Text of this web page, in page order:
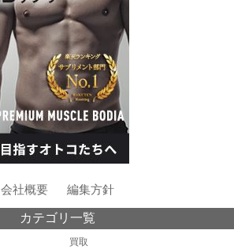
会社概要 編集方針
カテゴリ一覧
買取